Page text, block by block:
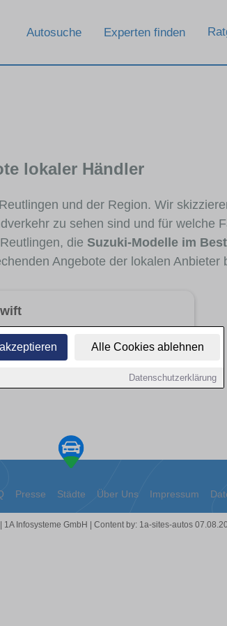
Alle Cookies ablehnen
Datenschutzerklärung
Autosuche Experten finden
lokaler Händler
und der Region. Wir
zu sehen sind und für welche
die Suzuki-Modelle im
Angebote der lokalen Anbieter
Presse Städte Über Uns Impressum
Infosysteme GmbH | Content by: 1a-sites-autos